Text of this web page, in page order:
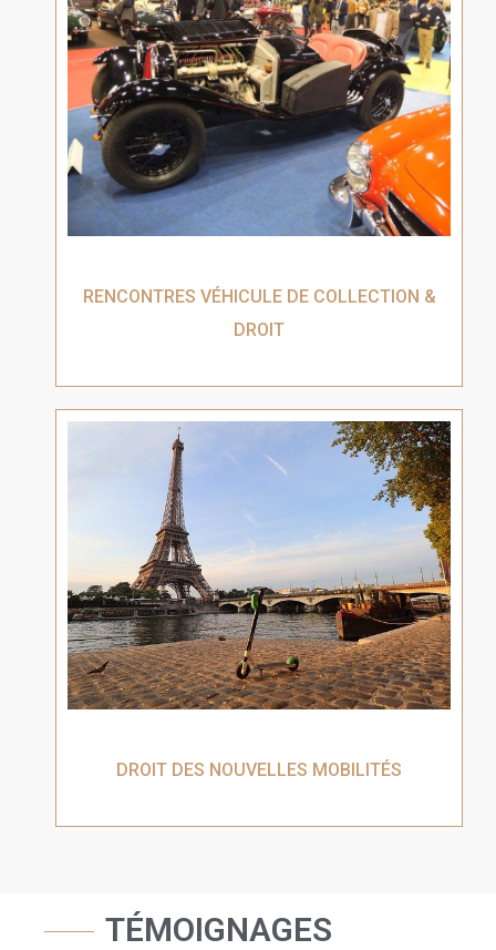
RENCONTRES VÉHICULE DE COLLECTION &
DROIT
DROIT DES NOUVELLES MOBILITÉS
TÉMOIGNAGES